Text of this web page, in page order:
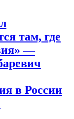
там, где
—
в России